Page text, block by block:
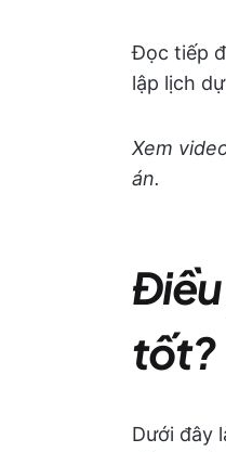
Đọc tiếp
lập lịch
Xem
án.
Điều
tốt?
Dưới đây